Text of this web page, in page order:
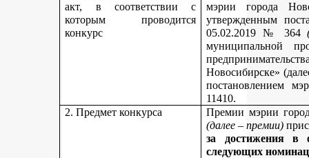
акт, в соответствии с
которым проводится
конкурс
мэрии города
утвержденным
05.02.2019 № 364
муниципальной
Новосибирске»
постановлением
11410.
2. Предмет конкурса
Премии мэрии
(далее – премии)
за достижения в
следующих